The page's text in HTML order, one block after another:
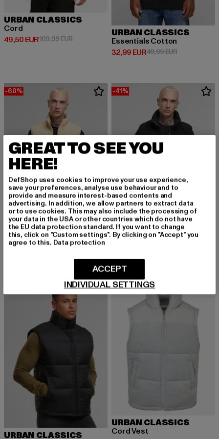
URBAN CLASSICS
Cord
49,50 EUR
Derzeitiger Preis: 49,50 EUR
109,99 EURAktionspreis: 109,99 EUR
URBAN CLASSICS
Essentials Cotton
32,99 EUR
Derzeitiger Preis: 32,99 EUR
49,99 EURAktionspreis:
-60%
URBAN CLASSICS
Mens Super Light Bubble
18,00 EUR
Derzeitiger Preis: 18,00 EUR
44,99 EURAktionspreis: 44,99 EUR
-41%
URBAN CLASSICS
Sherpa
URBAN CLASSICS
-60%
URBAN CLASSICS
Cord Vest
GREAT TO SEE YOU
HERE!
DefShop uses cookies to improve your use experience,
save your preferences, analyse use behaviour and to
provide and measure interest-based contents and
advertising. In addition, we allow partners to extract data
or to use cookies. This may also include the processing of
your data in the USA or other countries which do not have
the EU data protection standard. If you want to change
this, click on "Custom settings". By clicking on "Accept" you
agree to this. Data protection
INDIVIDUAL SETTINGS
ACCEPT